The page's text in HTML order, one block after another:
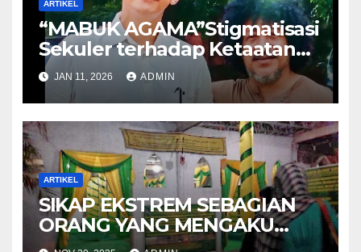
ARTIKEL
“MABUK AGAMA”Stigmatisasi
Sekuler terhadap Ketaatan
Beragama seorang muslim
JAN 11, 2026 ADMIN
ARTIKEL
SIKAP EKSTREM SEBAGIAN
ORANG YANG MENGAKU
KETURUNAN NABI